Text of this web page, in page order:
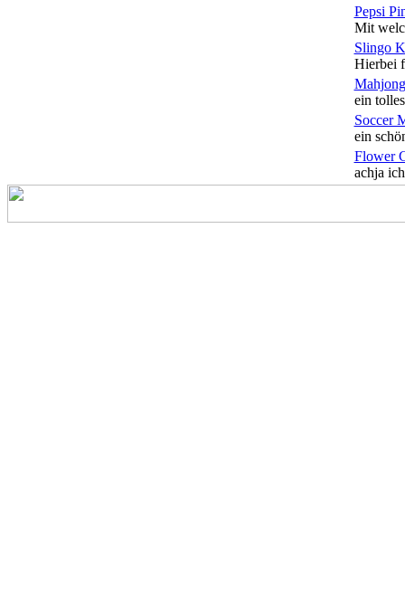
Pepsi
Mit
Slingo
Hierbei
ein
Soccer
ein
Flower
achja